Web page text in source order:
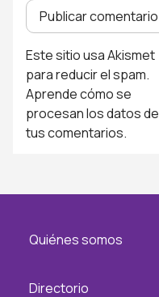
Este sitio usa Akismet
para reducir el spam.
Aprende cómo se
procesan los datos de
tus comentarios.
Quiénes somos
Directorio